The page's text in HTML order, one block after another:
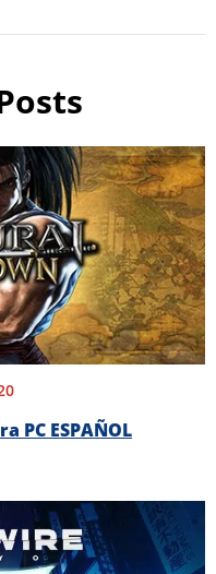
PC ESPAÑOL